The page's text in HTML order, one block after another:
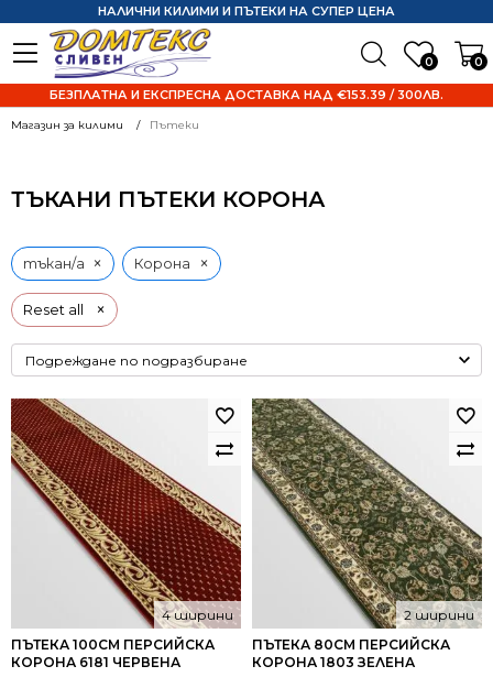
0 0
НАЛИЧНИ КИЛИМИ И ПЪТЕКИ НА СУПЕР ЦЕНА
БЕЗПЛАТНА И ЕКСПРЕСНА ДОСТАВКА НАД €153.39 / 300ЛВ.
Магазин за килими Пътеки
ТЪКАНИ ПЪТЕКИ КОРОНА
Reset all ×
тъкан/а × Корона ×
ПЪТЕКА 100СМ ПЕРСИЙСКА
КОРОНА 6181 ЧЕРВЕНА
4 ширини
ПЪТЕКА 80СМ ПЕРСИЙСКА
КОРОНА 1803 ЗЕЛЕНА
2 ширини